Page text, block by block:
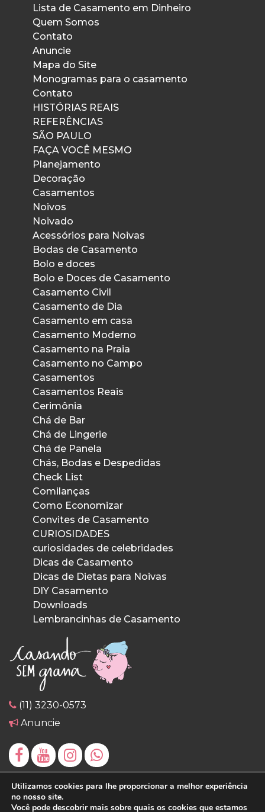
Lista de Casamento em Dinheiro
Quem Somos
Contato
Anuncie
Mapa do Site
Monogramas para o casamento
Contato
HISTÓRIAS REAIS
REFERÊNCIAS
SÃO PAULO
FAÇA VOCÊ MESMO
Planejamento
Decoração
Casamentos
Noivos
Noivado
Acessórios para Noivas
Bodas de Casamento
Bolo e doces
Bolo e Doces de Casamento
Casamento Civil
Casamento de Dia
Casamento em casa
Casamento Moderno
Casamento na Praia
Casamento no Campo
Casamentos
Casamentos Reais
Cerimônia
Chá de Bar
Chá de Lingerie
Chá de Panela
Chás, Bodas e Despedidas
Check List
Comilanças
Como Economizar
Convites de Casamento
CURIOSIDADES
curiosidades de celebridades
Dicas de Casamento
Dicas de Dietas para Noivas
DIY Casamento
Downloads
Lembrancinhas de Casamento
(11) 3230-0573
Anuncie
Utilizamos cookies para lhe proporcionar a melhor experiência
no nosso site.
Você pode descobrir mais sobre quais os cookies que estamos